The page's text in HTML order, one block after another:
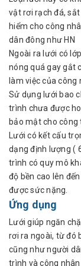
vật rơi rạch đá,
hiểm cho công
dân đông như HN
Ngoài ra lưới có
nóng quá gay gắt
làm việc của công
Sử dụng lưới bao
trình chưa được
bảo mật cho
Lưới có kết cấu
dạng định lượng (
trình có quy mô
độ bền cao lên
được sức nặng.
Ứng dụng
Lưới giúp ngăn
rơi ra ngoài, từ đó
cũng như người
trình và công